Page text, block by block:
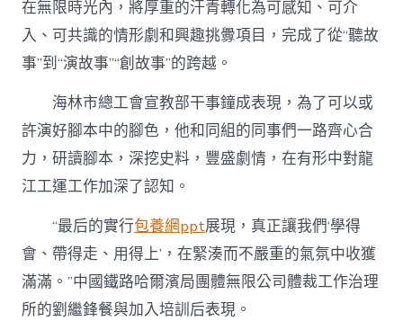
在無限時光內，將厚重的汗青轉化為可感知、可介
入、可共識的情形劇和興趣挑釁項目，完成了從“聽故
事”到“演故事”“創故事”的跨越。
海林市總工會宣教部干事鐘成表現，為了可以或
許演好腳本中的腳色，他和同組的同事們一路齊心合
力，研讀腳本，深挖史料，豐盛劇情，在有形中對龍
江工運工作加深了認知。
“最后的實行包養網ppt展現，真正讓我們‘學得
會、帶得走、用得上’，在緊湊而不嚴重的氣氛中收獲
滿滿。”中國鐵路哈爾濱局團體無限公司體裁工作治理
所的劉繼鋒餐與加入培訓后表現。